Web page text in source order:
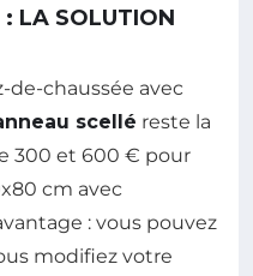
: LA SOLUTION
de-chaussée avec
scellé reste la
300 et 600 € pour
cm avec
: vous pouvez
modifiez votre